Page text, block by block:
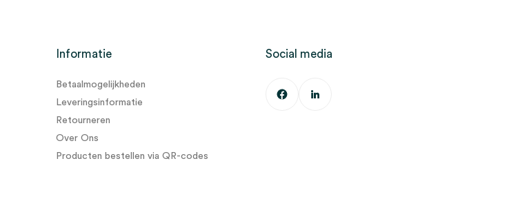
Informatie
Betaalmogelijkheden
Leveringsinformatie
Retourneren
Over Ons
Producten bestellen via QR-codes
Social media